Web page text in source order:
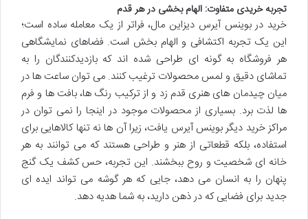
تجربه خریدی متفاوت: الهام بخشی در هر قدم
خرید در بوینس آیرس دیزاین مال، فراتر از یک معامله ساده است؛
این یک تجربه اکتشافی و الهام بخش است. فضاهای نمایشگاهی
هر فروشگاه به گونه ای طراحی شده اند که بازدیدکنندگان را به
تماشای دقیق و لمس محصولات ترغیب کنند. می توان ساعت ها در
میان چیدمان های هنری قدم زد و از ترکیب رنگ ها، بافت ها و فرم
ها لذت برد. بسیاری از محصولات موجود در اینجا را نمی توان در
مراکز خرید دیگر بوینس آیرس یافت، زیرا آن ها نه تنها کالاهایی برای
استفاده، بلکه قطعاتی از هنر و طراحی هستند که می توانند به هر
خانه ای شخصیت و روح ببخشند. این تجربه، حس کشف یک گنج
پنهان را به انسان می دهد، جایی که هر گوشه می تواند ایده ای
جدید برای فضایی که در ذهن دارید، به شما هدیه دهد.